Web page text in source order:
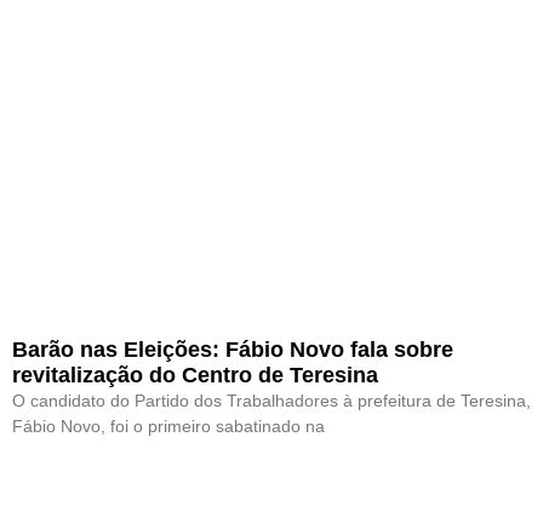
Barão nas Eleições: Fábio Novo fala sobre
revitalização do Centro de Teresina
O candidato do Partido dos Trabalhadores à prefeitura de Teresina,
Fábio Novo, foi o primeiro sabatinado na